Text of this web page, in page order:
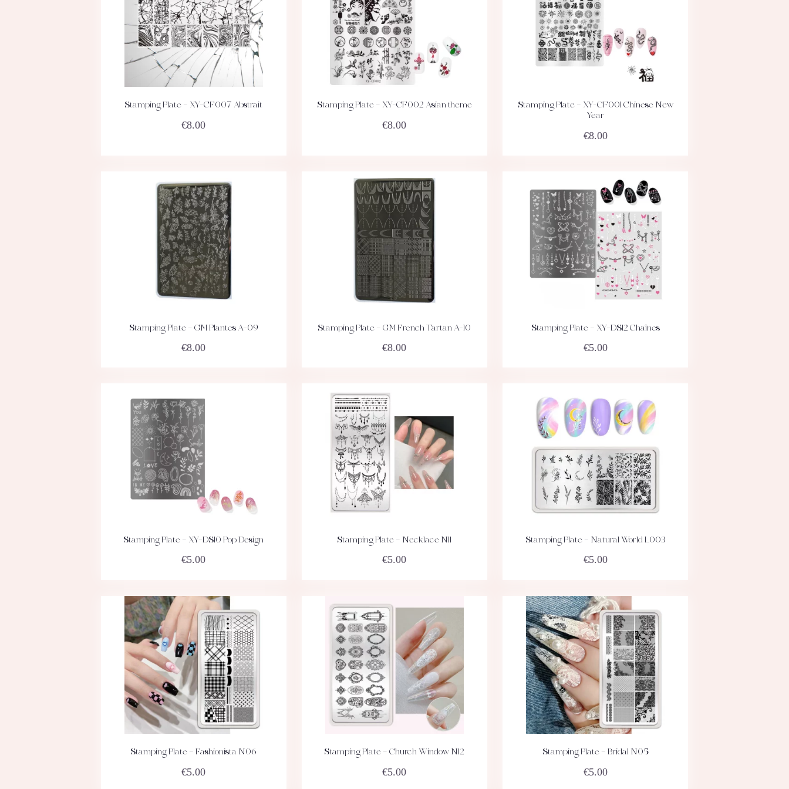
ACHETEZ DÉTAILS
Stamping Plate – XY-CF007 Abstrait
€8.00
ACHETEZ DÉTAILS
Stamping Plate – XY-CF002 Asian theme
€8.00
ACHETEZ DÉTAILS
Stamping Plate – XY-CF001 Chinese New
Year
€8.00
ACHETEZ DÉTAILS
Stamping Plate – GM Plantes A-09
€8.00
ACHETEZ DÉTAILS
Stamping Plate – GM French Tartan A-10
€8.00
ACHETEZ DÉTAILS
Stamping Plate – XY-DS12 Chaînes
€5.00
ACHETEZ DÉTAILS
Stamping Plate – XY-DS10 Pop Design
€5.00
ACHETEZ DÉTAILS
Stamping Plate – Necklace N11
€5.00
ACHETEZ DÉTAILS
Stamping Plate – Natural World L003
€5.00
ACHETEZ DÉTAILS
Stamping Plate – Fashionista N06
€5.00
ACHETEZ DÉTAILS
Stamping Plate – Church Window N12
€5.00
ACHETEZ DÉTAILS
Stamping Plate – Bridal N05
€5.00